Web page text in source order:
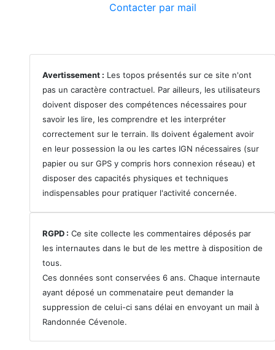
Contacter par mail
Avertissement : Les topos présentés sur ce site n'ont
pas un caractère contractuel. Par ailleurs, les utilisateurs
doivent disposer des compétences nécessaires pour
savoir les lire, les comprendre et les interpréter
correctement sur le terrain. Ils doivent également avoir
en leur possession la ou les cartes IGN nécessaires (sur
papier ou sur GPS y compris hors connexion réseau) et
disposer des capacités physiques et techniques
indispensables pour pratiquer l'activité concernée.
RGPD : Ce site collecte les commentaires déposés par
les internautes dans le but de les mettre à disposition de
tous.
Ces données sont conservées 6 ans. Chaque internaute
ayant déposé un commenataire peut demander la
suppression de celui-ci sans délai en envoyant un mail à
Randonnée Cévenole.